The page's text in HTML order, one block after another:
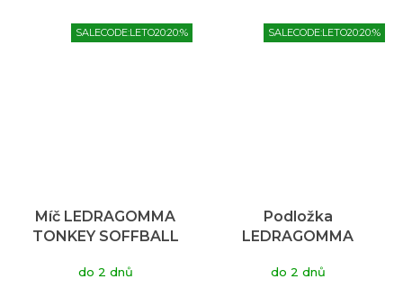
SALECODE:LETO20:20:%
Míč LEDRAGOMMA
TONKEY SOFFBALL
krabička
do 2 dnů
SALECODE:LETO20:20:%
Podložka
LEDRAGOMMA
Maxafe 40 cm, fialová
do 2 dnů